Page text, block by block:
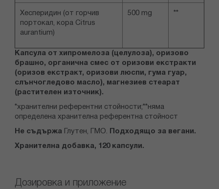
Хесперидин (от горчив
портокал, кора Citrus
aurantium)
500 mg **
Капсула от хипромелоза (целулоза), оризово
брашно, органична смес от оризови екстракти
(оризов екстракт, оризови люспи, гума гуар,
слънчогледово масло), магнезиев стеарат
(растителен източник).
*хранителни референтни стойности;**няма
определена хранителна референтна стойност
Не съдържа Глутен, ГМО. Подходящо за вегани.
Хранителна добавка, 120 капсули.
Дозировка и приложение